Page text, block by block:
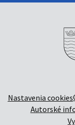
Nastavenia cookies
Autorské